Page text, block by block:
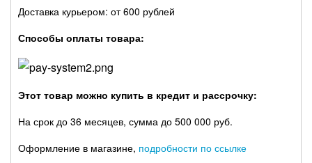
Доставка курьером: от 600 рублей
Способы оплаты товара:
Этот товар можно купить в кредит и рассрочку:
На срок до 36 месяцев, сумма до 500 000 руб.
Оформление в магазине, подробности по ссылке